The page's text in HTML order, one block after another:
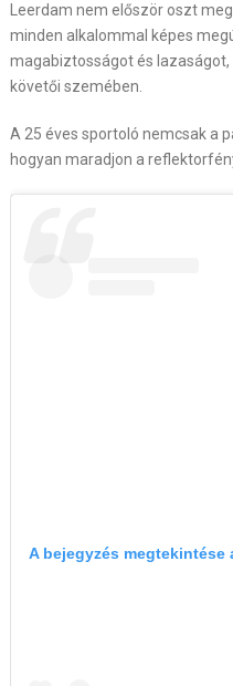
Leerdam nem először oszt
minden alkalommal képes
magabiztosságot és
követői szemében.
A 25 éves sportoló nemcsak a
hogyan maradjon a
A bejegyzés megtekintése